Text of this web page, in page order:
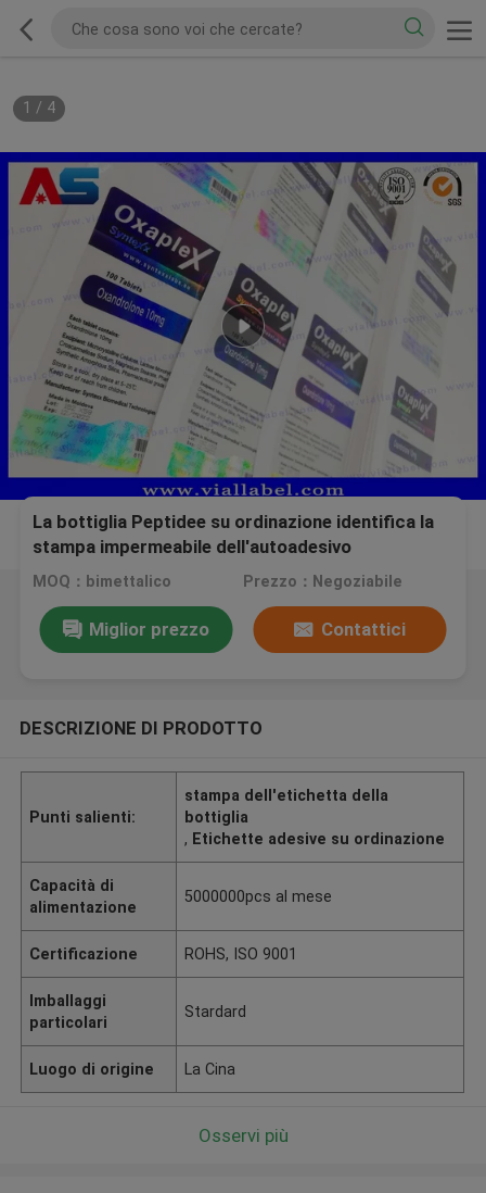
1 / 4
La bottiglia Peptidee su ordinazione identifica la
stampa impermeabile dell'autoadesivo
MOQ：bimettalico Prezzo：Negoziabile
Miglior prezzo Contattici
DESCRIZIONE DI PRODOTTO
Punti salienti:
stampa dell'etichetta della
bottiglia
, Etichette adesive su ordinazione
Capacità di
alimentazione
5000000pcs al mese
Certificazione ROHS, ISO 9001
Imballaggi
particolari
Stardard
Luogo di origine La Cina
Osservi più